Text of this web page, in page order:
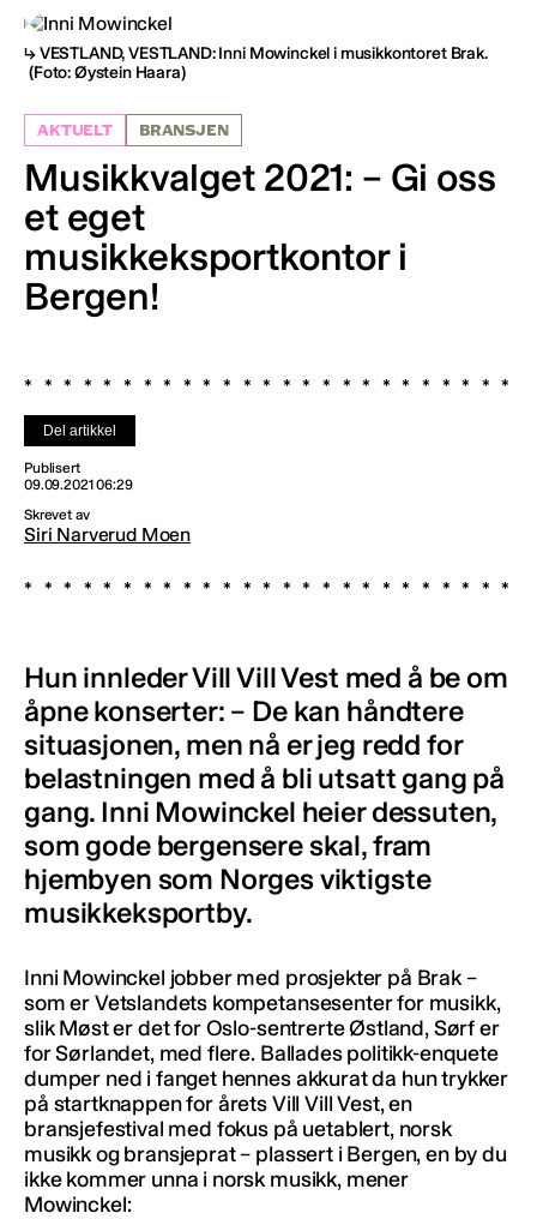
VESTLAND, VESTLAND: Inni Mowinckel i musikkontoret Brak.
(Foto: Øystein Haara)
AKTUELT BRANSJEN
Musikkvalget 2021: – Gi oss
et eget
musikkeksportkontor i
Bergen!
Del artikkel
Publisert
09.09.2021 06:29
Skrevet av
Siri Narverud Moen
Hun innleder Vill Vill Vest med å be om
åpne konserter: – De kan håndtere
situasjonen, men nå er jeg redd for
belastningen med å bli utsatt gang på
gang. Inni Mowinckel heier dessuten,
som gode bergensere skal, fram
hjembyen som Norges viktigste
musikkeksportby.
Inni Mowinckel jobber med prosjekter på Brak –
som er Vetslandets kompetansesenter for musikk,
slik Møst er det for Oslo-sentrerte Østland, Sørf er
for Sørlandet, med flere. Ballades politikk-enquete
dumper ned i fanget hennes akkurat da hun trykker
på startknappen for årets Vill Vill Vest, en
bransjefestival med fokus på uetablert, norsk
musikk og bransjeprat – plassert i Bergen, en by du
ikke kommer unna i norsk musikk, mener
Mowinckel: